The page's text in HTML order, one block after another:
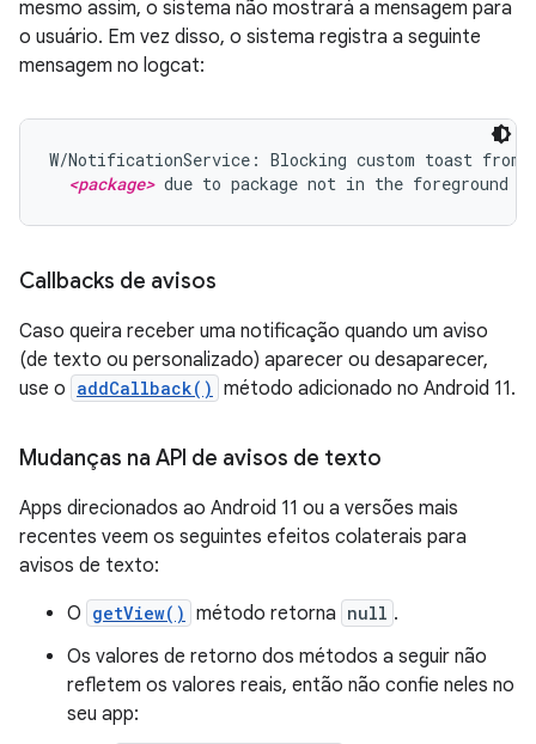
mesmo assim, o sistema não mostrará a mensagem para
o usuário. Em vez disso, o sistema registra a seguinte
mensagem no logcat:
W/NotificationService: Blocking custom toast from
<package> due to package not in the foreground
Callbacks de avisos
Caso queira receber uma notificação quando um aviso
(de texto ou personalizado) aparecer ou desaparecer,
use o addCallback() método adicionado no Android 11.
Mudanças na API de avisos de texto
Apps direcionados ao Android 11 ou a versões mais
recentes veem os seguintes efeitos colaterais para
avisos de texto:
O getView() método retorna null .
Os valores de retorno dos métodos a seguir não
refletem os valores reais, então não confie neles no
seu app: